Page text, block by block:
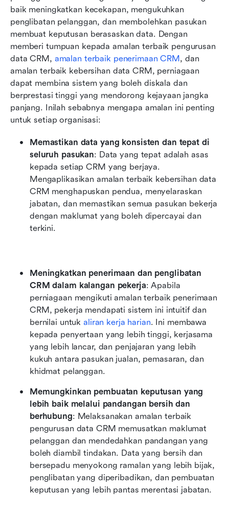
baik meningkatkan kecekapan, mengukuhkan
penglibatan pelanggan, dan membolehkan pasukan
membuat keputusan berasaskan data. Dengan
memberi tumpuan kepada amalan terbaik pengurusan
data CRM, amalan terbaik penerimaan CRM, dan
amalan terbaik kebersihan data CRM, perniagaan
dapat membina sistem yang boleh diskala dan
berprestasi tinggi yang mendorong kejayaan jangka
panjang. Inilah sebabnya mengapa amalan ini penting
untuk setiap organisasi:
Memastikan data yang konsisten dan tepat di
seluruh pasukan: Data yang tepat adalah asas
kepada setiap CRM yang berjaya.
Mengaplikasikan amalan terbaik kebersihan data
CRM menghapuskan pendua, menyelaraskan
jabatan, dan memastikan semua pasukan bekerja
dengan maklumat yang boleh dipercayai dan
terkini.
Meningkatkan penerimaan dan penglibatan
CRM dalam kalangan pekerja: Apabila
perniagaan mengikuti amalan terbaik penerimaan
CRM, pekerja mendapati sistem ini intuitif dan
bernilai untuk aliran kerja harian. Ini membawa
kepada penyertaan yang lebih tinggi, kerjasama
yang lebih lancar, dan penjajaran yang lebih
kukuh antara pasukan jualan, pemasaran, dan
khidmat pelanggan.
Memungkinkan pembuatan keputusan yang
lebih baik melalui pandangan bersih dan
berhubung: Melaksanakan amalan terbaik
pengurusan data CRM memusatkan maklumat
pelanggan dan mendedahkan pandangan yang
boleh diambil tindakan. Data yang bersih dan
bersepadu menyokong ramalan yang lebih bijak,
penglibatan yang diperibadikan, dan pembuatan
keputusan yang lebih pantas merentasi jabatan.